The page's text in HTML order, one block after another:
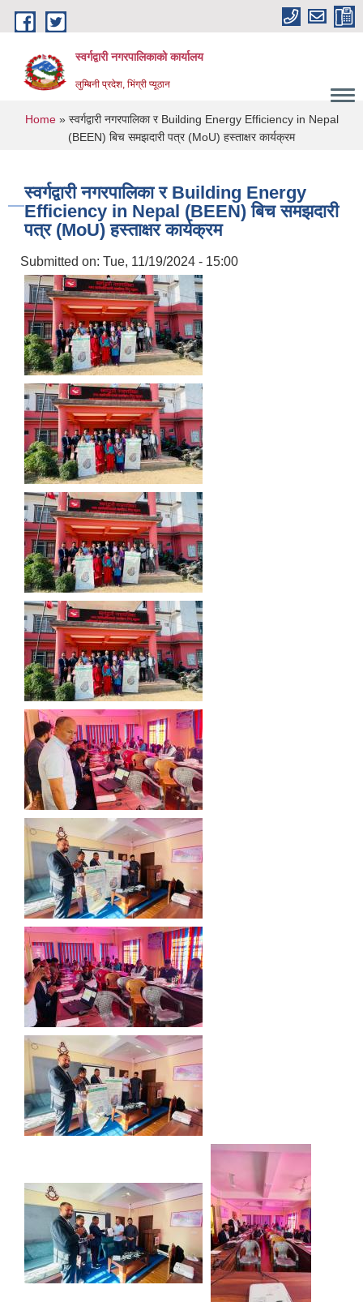
Skip to main content
स्वर्गद्वारी नगरपालिकाको कार्यालय
लुम्बिनी प्रदेश, भिंग्री प्यूठान
You are here
Home» स्वर्गद्वारी नगरपालिका र Building Energy Efficiency in Nepal
(BEEN) बिच समझदारी पत्र (MoU) हस्ताक्षर कार्यक्रम
स्वर्गद्वारी नगरपालिका र Building Energy
Efficiency in Nepal (BEEN) बिच समझदारी
पत्र (MoU) हस्ताक्षर कार्यक्रम
Submitted on: Tue, 11/19/2024 - 15:00